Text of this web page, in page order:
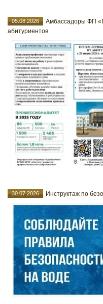
05.08.2026
Амбассадоры ФП
абитуриентов
30.07.2026 Инструктаж по